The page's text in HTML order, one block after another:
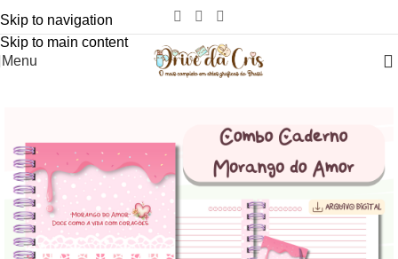
Skip to navigation
Skip to main content
Menu